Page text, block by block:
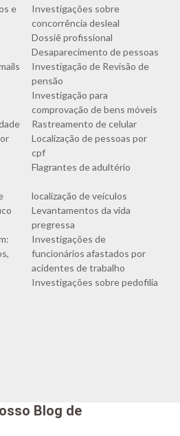
e
Investigações sobre
concorrência desleal
Dossiê profissional
Desaparecimento de pessoas
Investigação de Revisão de
pensão
Investigação para
comprovação de bens móveis
Rastreamento de celular
Localização de pessoas por
cpf
Flagrantes de adultério
localização de veículos
Levantamentos da vida
pregressa
Investigações de
funcionários afastados por
acidentes de trabalho
Investigações sobre pedofilia
Blog de